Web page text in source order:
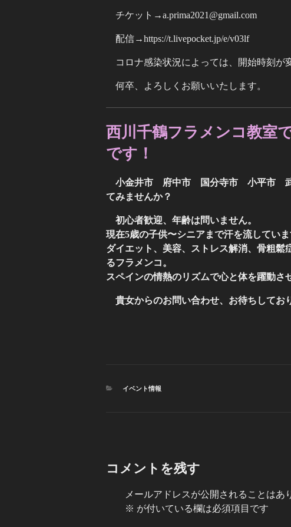
チケット→a.prima2021@gmail.com
配信→https://t.livepocket.jp/e/v03lf
コロナ感染状況によっては、開始時刻が
何卒、よろしくお願いいたします。
西川千鶴フラメンコ教室
です！
小金井市 府中市 国分寺市 小平市 武
てみませんか？
初心者歓迎、年齢は問いません。
現在5歳の子供〜シニアまで汗を流していま
ダイエット、美容、ストレス解消、骨粗鬆
るフラメンコ。
スペインの情熱のリズムで心と体を躍動さ
貴女からのお問い合わせ、お待ちしてお
カ
イベント情報
コメントを残す
メールアドレスが公開されることはあ
※ が付いている欄は必須項目です